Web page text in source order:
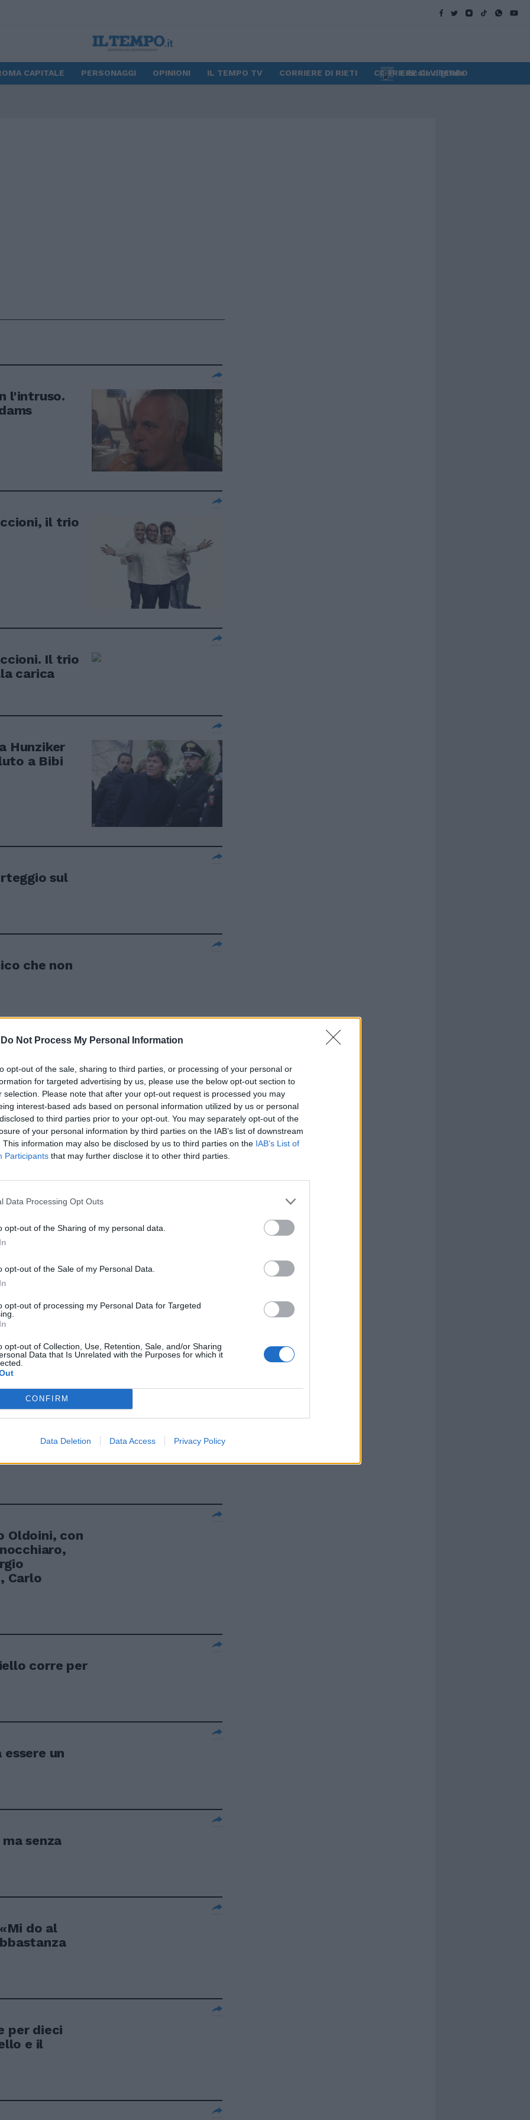
Do Not Process My Personal Information
opt-out of the sale, sharing to third parties, or processing of your personal or
for targeted advertising by us, please use the below opt-out section to
selection. Please note that after your opt-out request is processed you may
interest-based ads based on personal information utilized by us or personal
to third parties prior to your opt-out. You may separately opt-out of the
of your personal information by third parties on the IAB’s list of downstream
This information may also be disclosed by us to third parties on the IAB’s List of
Participants that may further disclose it to other third parties.
Data Processing Opt Outs
opt-out of the Sharing of my personal data.
opt-out of the Sale of my Personal Data.
opt-out of processing my Personal Data for Targeted
opt-out of Collection, Use, Retention, Sale, and/or Sharing
Data that Is Unrelated with the Purposes for which it
CONFIRM
Data Deletion Data Access Privacy Policy
CAPITALE PERSONAGGI OPINIONI IL TEMPO TV CORRIERE DI RIETI CORRIERE DI VITERBO
Edicola digitale
l'intruso.
il trio
Il trio
carica
Hunziker
a Bibi
sul
che non
comico che
il
mio padre
Oldoini, con
Carlo
corre per
un
senza
do al
per dieci
e il